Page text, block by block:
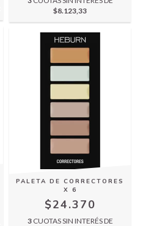
$8.123,33
PALETA DE CORRECTORES
X 6
$24.370
3 CUOTAS SIN INTERÉS DE